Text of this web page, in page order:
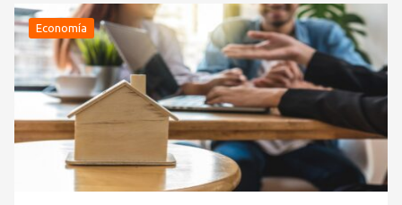
Economía